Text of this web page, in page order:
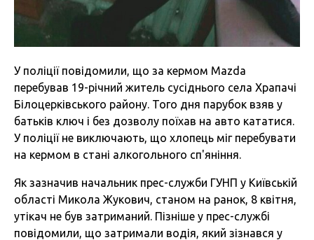
У поліції повідомили, що за кермом Mazda
перебував 19-річний житель сусіднього села Храпачі
Білоцерківського району. Того дня парубок взяв у
батьків ключ і без дозволу поїхав на авто кататися.
У поліції не виключають, що хлопець міг перебувати
на кермом в стані алкогольного сп'яніння.
Як зазначив начальник прес-служби ГУНП у Київській
області Микола Жукович, станом на ранок, 8 квітня,
утікач не був затриманий. Пізніше у прес-службі
повідомили, що затримали водія, який зізнався у